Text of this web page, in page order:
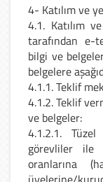
4- Katılım ve
4.1. Katılım
tarafından e-
bilgi ve
belgelere
4.1.1. Teklif
4.1.2. Teklif
ve belgeler:
4.1.2.1.
görevliler ile
oranlarına